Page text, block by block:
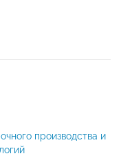
производства и